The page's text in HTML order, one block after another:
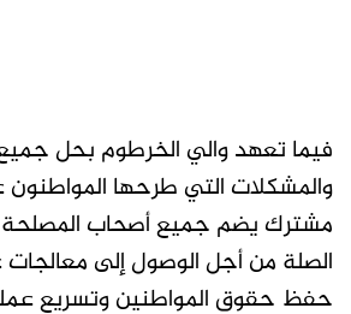
فيما تعهد والي الخرطوم بحل جميع
والمشكلات التي طرحها
مشترك يضم جميع أصحاب المصلحة
الصلة من أجل الوصول إلى
حفظ حقوق المواطنين وتسريع